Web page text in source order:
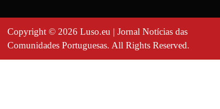
Copyright © 2026 Luso.eu | Jornal Notícias das
Comunidades Portuguesas. All Rights Reserved.